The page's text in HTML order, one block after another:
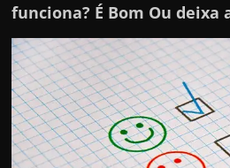
funciona? É Bom Ou deixa